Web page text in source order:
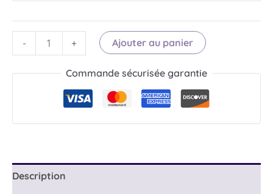
- + Ajouter au panier
Commande sécurisée garantie
Description